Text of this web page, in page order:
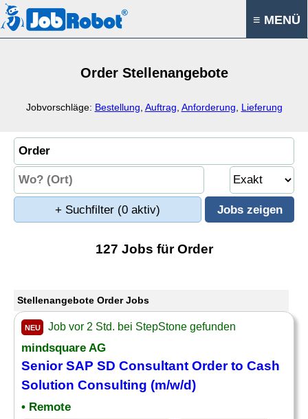
≡ MENÜ
Order Stellenangebote
Jobvorschläge: Bestellung Auftrag Anforderung Lieferung
+ Suchfilter (0 aktiv)
127 Jobs für Order
Stellenangebote Order Jobs
NEU Job vor 2 Std. bei StepStone gefunden
mindsquare AG
Senior SAP SD Consultant Orderto Cash
Solution Consulting (m/w/d)
• Remote